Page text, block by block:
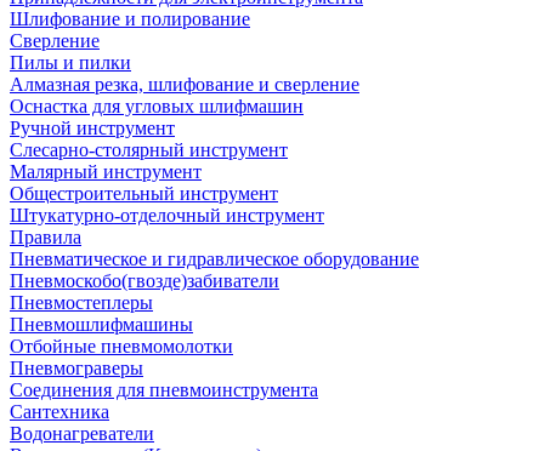
Шлифование и полирование
Сверление
Пилы и пилки
Алмазная резка, шлифование и сверление
Оснастка для угловых шлифмашин
Ручной инструмент
Слесарно-столярный инструмент
Малярный инструмент
Общестроительный инструмент
Штукатурно-отделочный инструмент
Правила
Пневматическое и гидравлическое оборудование
Пневмоскобо(гвозде)забиватели
Пневмостеплеры
Пневмошлифмашины
Отбойные пневмомолотки
Пневмограверы
Соединения для пневмоинструмента
Сантехника
Водонагреватели